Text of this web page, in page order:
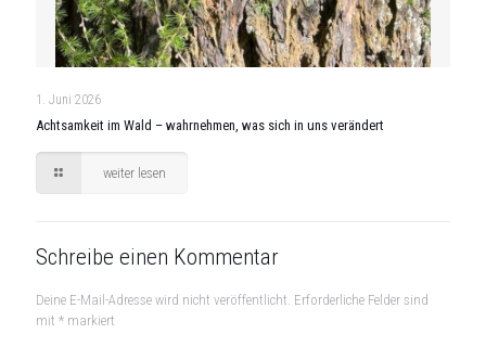
1. Juni 2026
Achtsamkeit im Wald – wahrnehmen, was sich in uns verändert
weiter lesen
Schreibe einen Kommentar
Deine E-Mail-Adresse wird nicht veröffentlicht. Erforderliche Felder sind
mit * markiert